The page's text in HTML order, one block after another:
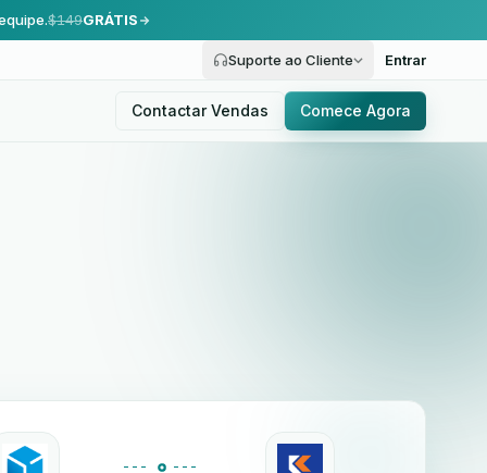
$149GRÁTIS
Suporte ao Cliente Entrar
Contactar Vendas Comece Agora